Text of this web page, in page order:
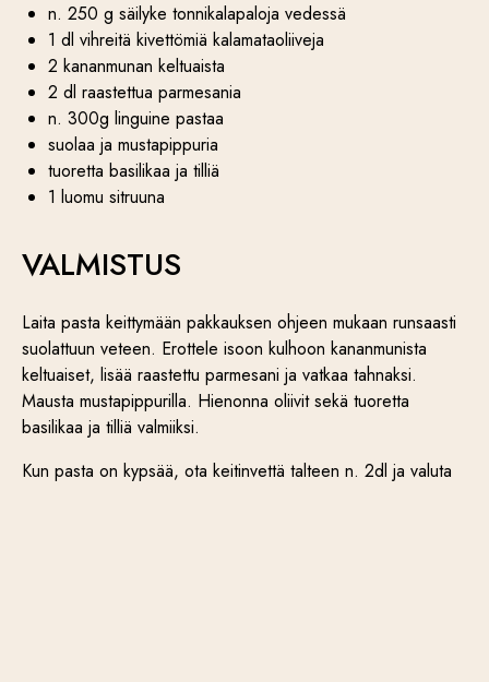
n. 250 g säilyke tonnikalapaloja vedessä
1 dl vihreitä kivettömiä kalamataoliiveja
2 kananmunan keltuaista
2 dl raastettua parmesania
n. 300g linguine pastaa
suolaa ja mustapippuria
tuoretta basilikaa ja tilliä
1 luomu sitruuna
VALMISTUS
Laita pasta keittymään pakkauksen ohjeen mukaan runsaasti
suolattuun veteen. Erottele isoon kulhoon kananmunista
keltuaiset, lisää raastettu parmesani ja vatkaa tahnaksi.
Mausta mustapippurilla. Hienonna oliivit sekä tuoretta
basilikaa ja tilliä valmiiksi.
Kun pasta on kypsää, ota keitinvettä talteen n. 2dl ja valuta